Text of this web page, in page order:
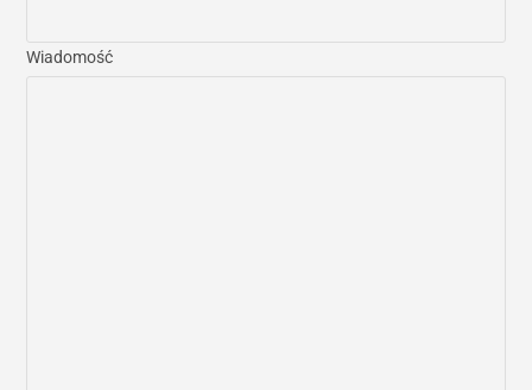
Wiadomość